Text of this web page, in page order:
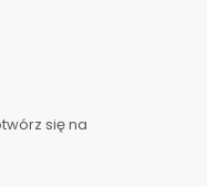
się na